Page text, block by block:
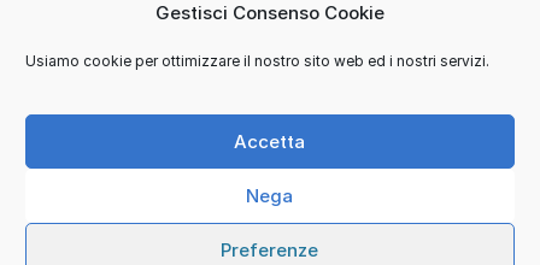
Gestisci Consenso Cookie
Usiamo cookie per ottimizzare il nostro sito web ed i nostri servizi.
Accetta
Nega
Preferenze
Segui INFN su
Contatti Cookie e consensi
Privacy
Credits
© 2026 Istituto Nazionale di Fisica Nucleare. Tutti i